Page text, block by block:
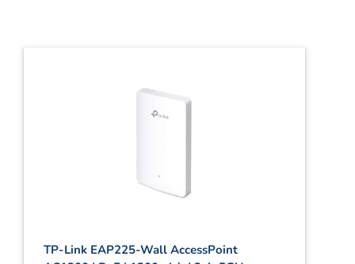
TP-Link EAP225-Wall AccessPoint